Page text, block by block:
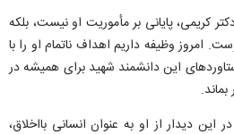
کریمی، پایانی بر مأموریت او نیست، بلکه
امروز وظیفه داریم اهداف ناتمام او را با
این دانشمند شهید برای همیشه در
دیدار از او به عنوان انسانی بااخلاق،